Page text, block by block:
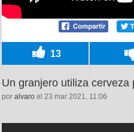
13
Un granjero utiliza cerveza
por alvaro el 23 mar 2021, 11:06